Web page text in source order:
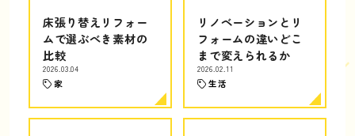
床張り替えリフォー
ムで選ぶべき素材の
比較
2026.03.04
家
リノベーションとリ
フォームの違いどこ
まで変えられるか
2026.02.11
生活